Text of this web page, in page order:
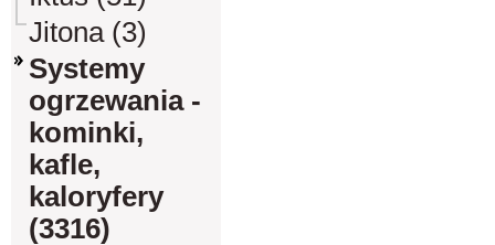
Jitona (3)
Systemy
ogrzewania -
kominki,
kafle,
kaloryfery
(3316)